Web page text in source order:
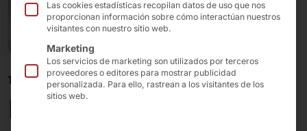
10,1", 15,6", 21,5"
PC táctil IP69K
Las cookies estadísticas recopilan datos de uso que nos
proporcionan información sobre cómo interactúan nuestros
visitantes con nuestro sitio web.
Marketing
Los servicios de marketing son utilizados por terceros
proveedores o editores para mostrar publicidad
personalizada. Para ello, rastrean a los visitantes de los
sitios web.